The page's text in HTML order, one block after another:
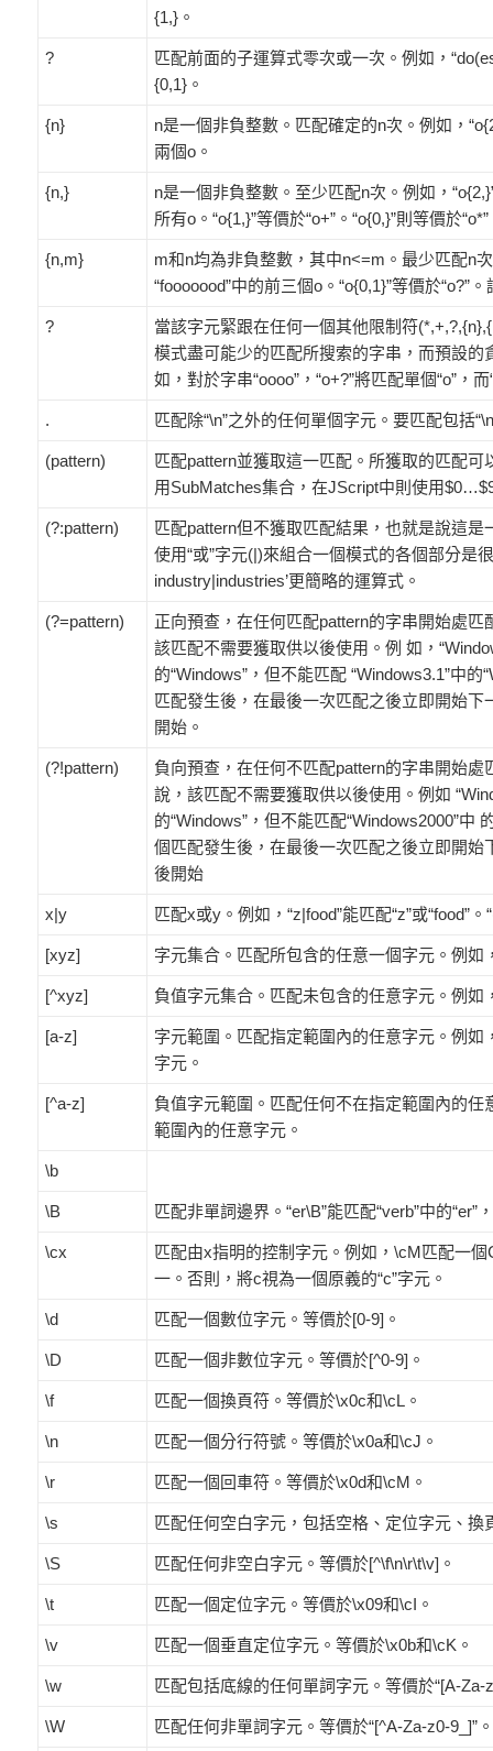
{1,}。
?
匹配前面的子運算式零次或一次。例如，
{0,1}。
{n}
n是一個非負整數。匹配確定的n次。例如，
兩個o。
{n,}
n是一個非負整數。至少匹配n次。例如，
所有o。“o{1,}”等價於“o+”。“o{0,}”則等價於
{n,m}
m和n均為非負整數，其中n<=m。最少匹配n
“fooooood”中的前三個o。“o{0,1}”等價於
?
當該字元緊跟在任何一個其他限制符
模式盡可能少的匹配所搜索的字串，而預設
如，對於字串“oooo”，“o+?”將匹配單個“o”，
. 匹配除“\n”之外的任何單個字元。要匹配包括
(pattern)
匹配pattern並獲取這一匹配。所獲取的匹配
用SubMatches集合，在JScript中則使用
(?:pattern)
匹配pattern但不獲取匹配結果，也就是說這
使用“或”字元(|)來組合一個模式的各個部分是
industry|industries’更簡略的運算式。
(?=pattern)
正向預查，在任何匹配pattern的字串開始處
該匹配不需要獲取供以後使用。例 如，
的“Windows”，但不能匹配 “Windows3.1”中
匹配發生後，在最後一次匹配之後立即開始
開始。
(?!pattern)
負向預查，在任何不匹配pattern的字串開始
說，該匹配不需要獲取供以後使用。例如
的“Windows”，但不能匹配“Windows2000”中
個匹配發生後，在最後一次匹配之後立即開
後開始
x|y 匹配x或y。例如，“z|food”能匹配“z”或“food”。
[xyz] 字元集合。匹配所包含的任意一個字元。例如
[^xyz] 負值字元集合。匹配未包含的任意字元。例如
[a-z]
字元範圍。匹配指定範圍內的任意字元。例如
字元。
[^a-z]
負值字元範圍。匹配任何不在指定範圍內的任
範圍內的任意字元。
\b
\B 匹配非單詞邊界。“er\B”能匹配“verb”中的“er”
\cx
匹配由x指明的控制字元。例如，\cM匹配一
一。否則，將c視為一個原義的“c”字元。
\d 匹配一個數位字元。等價於[0-9]。
\D 匹配一個非數位字元。等價於[^0-9]。
\f 匹配一個換頁符。等價於\x0c和\cL。
\n 匹配一個分行符號。等價於\x0a和\cJ。
\r 匹配一個回車符。等價於\x0d和\cM。
\s 匹配任何空白字元，包括空格、定位字元、換
\S 匹配任何非空白字元。等價於[^\f\n\r\t\v]。
\t 匹配一個定位字元。等價於\x09和\cI。
\v 匹配一個垂直定位字元。等價於\x0b和\cK。
\w 匹配包括底線的任何單詞字元。等價於“[A-Za-
\W 匹配任何非單詞字元。等價於“[^A-Za-z0-9_]”